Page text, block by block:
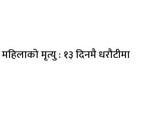
मृत्यु : १३ दिनमै धरौटीमा